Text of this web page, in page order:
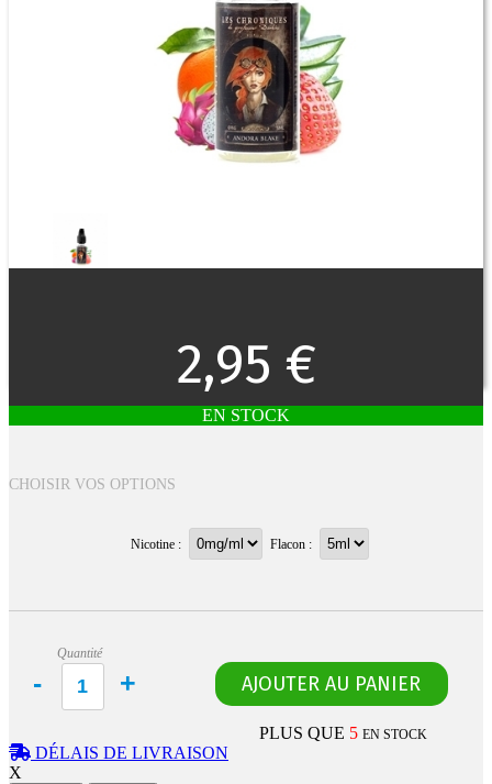
2,95 €
EN STOCK
CHOISIR VOS OPTIONS
Nicotine : Flacon :
Quantité
PLUS QUE 5 EN STOCK
DÉLAIS DE LIVRAISON
X